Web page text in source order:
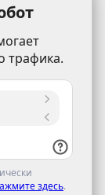
трафика.
здесь.